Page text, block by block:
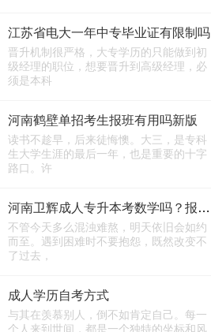
江苏省电大一年中专毕业证有限制吗
晋升机制很严格，大专学历的只能做到初
级经理的职位，想要晋升到高级经理，必
须是本科
河南鹤壁单招考生报班有用吗新版
读书不趁早，后来徒悔懊。大三，是专科
生大学生涯的最后一年，也是重要的十字
路口。许
河南卫辉成人专升本考数学吗？报名电话
不管今天多么混浊难熬，明天依旧会如约
而至。遇到困难时不要抱怨，既然改变不
了过去，
成人学历自考方式
与其在羡慕别人，倒不如肯定自己。每一
个人来到世间，都是一个独特的坐标和风